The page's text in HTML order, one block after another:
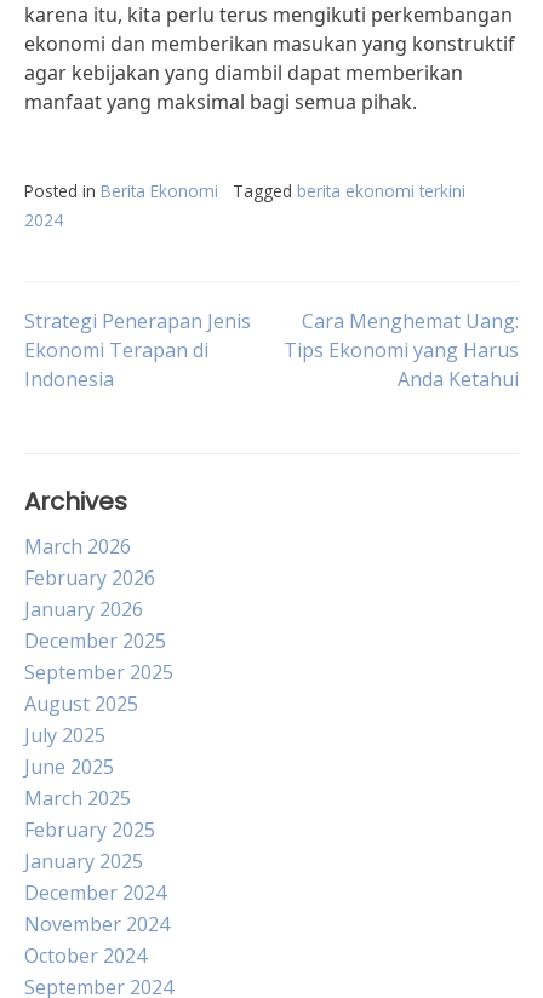
karena itu, kita perlu terus mengikuti perkembangan
ekonomi dan memberikan masukan yang konstruktif
agar kebijakan yang diambil dapat memberikan
manfaat yang maksimal bagi semua pihak.
Posted in Berita Ekonomi Tagged berita ekonomi terkini
2024
Post
navigation
Strategi Penerapan Jenis
Ekonomi Terapan di
Indonesia
Cara Menghemat Uang:
Tips Ekonomi yang Harus
Anda Ketahui
Archives
March 2026
February 2026
January 2026
December 2025
September 2025
August 2025
July 2025
June 2025
March 2025
February 2025
January 2025
December 2024
November 2024
October 2024
September 2024